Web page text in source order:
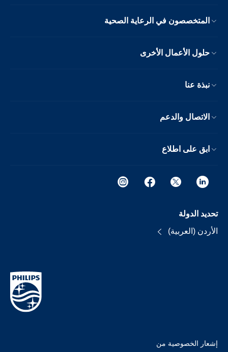
المتخصصون في الرعاية الصحية
حلول الأعمال الأخرى
نبذة عنا
الاتصال والدعم
ابق على اطلاع
تحديد الدولة
الأردن (العربية)
إشعار الخصوصية من